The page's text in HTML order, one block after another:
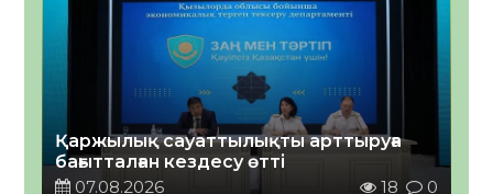
Қаржылық сауаттылықты арттыруға
бағытталған кездесу өтті
07.08.2026
18 0